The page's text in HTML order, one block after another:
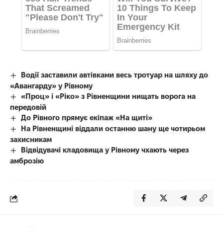
Водії заставили автівками весь тротуар на шляху до
«Авангарду» у Рівному
«Проц» і «Ріко» з Рівненщини нищать ворога на
передовій
До Рівного прямує екіпаж «На щиті»
На Рівненщині віддали останню шану ще чотирьом
захисникам
Відвідувачі кладовища у Рівному чхають через
амброзію